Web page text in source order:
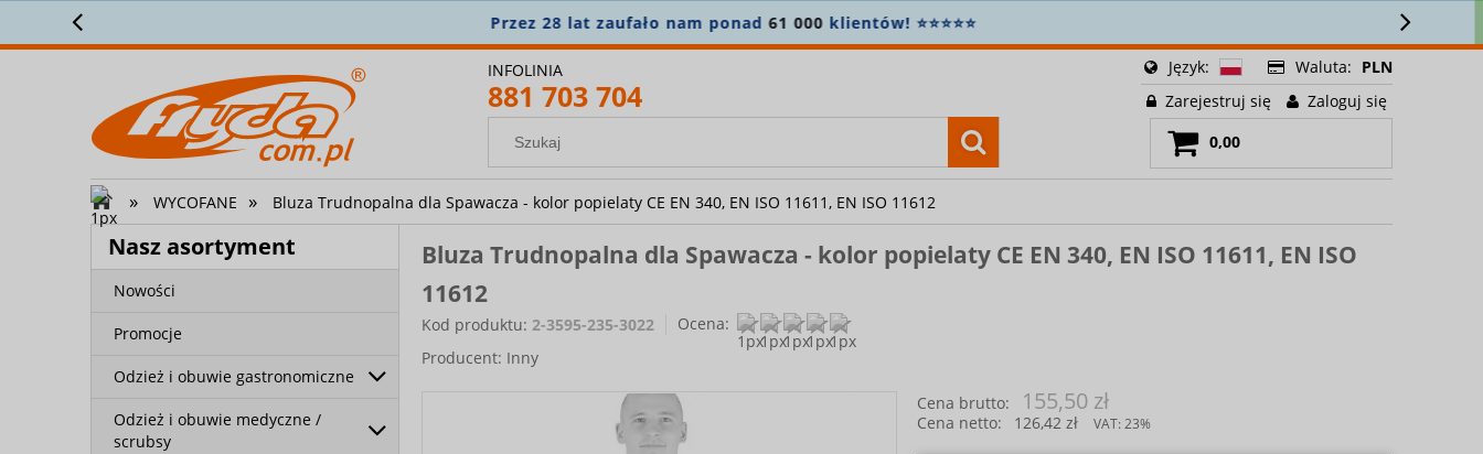
Zamówienie powyżej 400 zł? Wysyłkę bierzemy na siebie! 🚚
INFOLINIA
881 703 704
Język: Waluta: PLN
Zarejestruj się
Zaloguj się
0,00
» WYCOFANE » Bluza Trudnopalna dla Spawacza - kolor popielaty CE EN 340, EN ISO 11611, EN ISO 11612
Nasz asortyment
Nowości
Promocje
Odzież i obuwie gastronomiczne
Odzież i obuwie medyczne /
scrubsy
Bluza Trudnopalna dla Spawacza - kolor popielaty CE EN 340, EN ISO 11611, EN ISO
11612
Kod produktu: 2-3595-235-3022
Ocena:
Producent: Inny
Cena brutto: 155,50 zł
Cena netto: 126,42 zł VAT:23%